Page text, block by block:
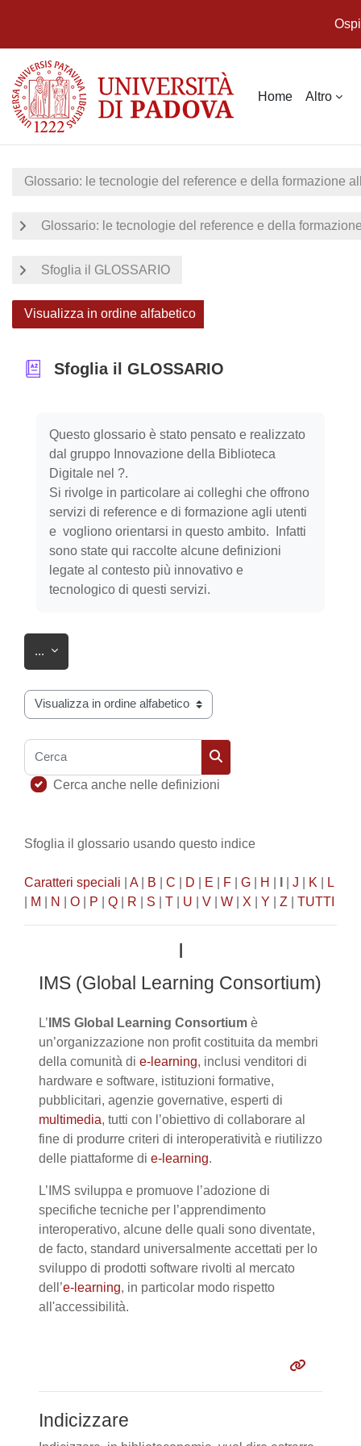
Home Altro
Glossario: le tecnologie del reference e della formazione
Glossario: le tecnologie del reference e della
Sfoglia il GLOSSARIO
Visualizza in ordine alfabetico
Sfoglia il GLOSSARIO
Questo glossario è stato pensato e realizzato
dal gruppo Innovazione della Biblioteca
Digitale nel ?.
Si rivolge in particolare ai colleghi che offrono
servizi di reference e di formazione agli utenti
e vogliono orientarsi in questo ambito. Infatti
sono state qui raccolte alcune definizioni
legate al contesto più innovativo e
tecnologico di questi servizi.
... Esporta voci
Sfoglia il glossario usando questo indice
Cerca
Cerca
Cerca anche nelle definizioni
Sfoglia il glossario usando questo indice
Caratteri speciali A B C D E F G H J K
L
M N O P Q R S T U V W X Y Z TUTTI
I
IMS (Global Learning Consortium)
L’ IMS Global Learning Consortium è
un’organizzazione non profitcostituita da membri
della comunità di e-learning, inclusi venditori di
hardware e software, istituzioni formative,
pubblicitari, agenzie governative, esperti di
multimedia, tutti con l’obiettivo di collaborare al
fine di produrre criteri di interoperatività e riutilizzo
delle piattaforme di e-learning.
L’IMS sviluppa e promuove l’adozione di
specifiche tecniche per l’apprendimento
interoperativo, alcune delle quali sono diventate,
de facto, standard universalmente accettati per lo
sviluppo di prodotti software rivolti al mercato
dell’e-learning, in particolar modo rispetto
all'accessibilità.
Indicizzare